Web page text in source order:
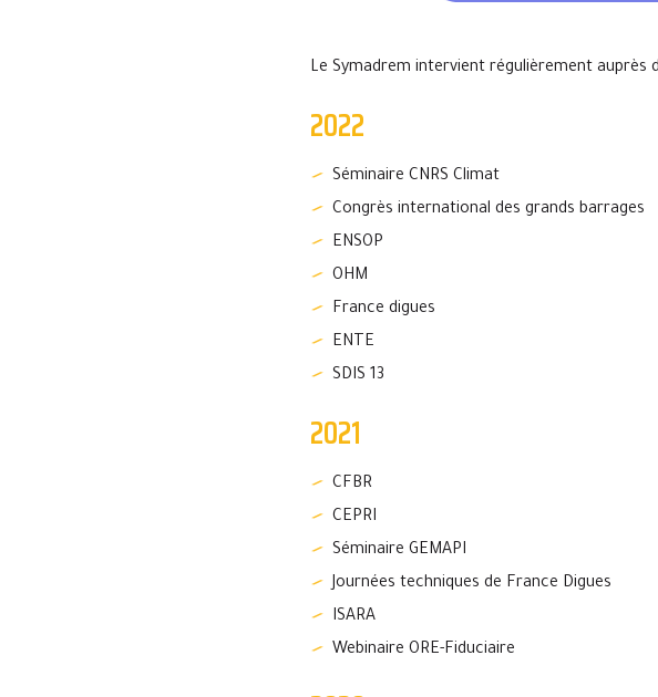
Le Symadrem intervient régulièrement auprès
2022
Séminaire CNRS Climat
Congrès international des grands barrages
ENSOP
OHM
France digues
ENTE
SDIS 13
2021
CFBR
CEPRI
Séminaire GEMAPI
Journées techniques de France Digues
ISARA
Webinaire ORE-Fiduciaire